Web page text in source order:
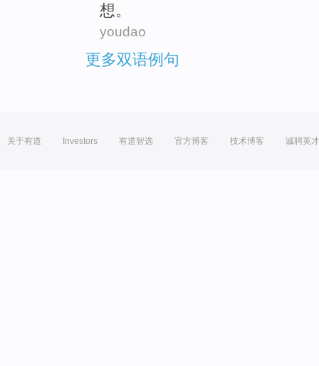
想。
youdao
更多双语例句
关于有道 Investors 有道智选 官方博客 技术博客 诚聘英才